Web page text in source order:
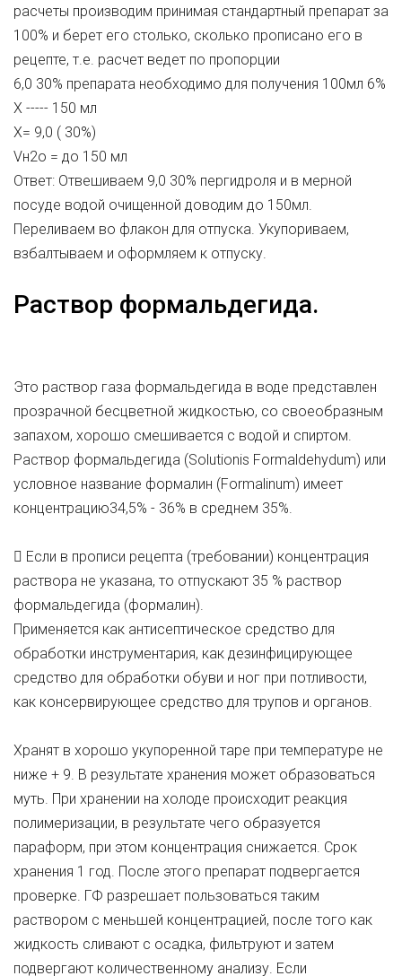
расчеты производим принимая стандартный препарат за
100% и берет его столько, сколько прописано его в
рецепте, т.е. расчет ведет по пропорции
6,0 30% препарата необходимо для получения 100мл 6%
Х ----- 150 мл
Х= 9,0 ( 30%)
Vн2о = до 150 мл
Ответ: Отвешиваем 9,0 30% пергидроля и в мерной
посуде водой очищенной доводим до 150мл.
Переливаем во флакон для отпуска. Укупориваем,
взбалтываем и оформляем к отпуску.
Раствор формальдегида.
Это раствор газа формальдегида в воде представлен
прозрачной бесцветной жидкостью, со своеобразным
запахом, хорошо смешивается с водой и спиртом.
Раствор формальдегида (Solutionis Formaldehydum) или
условное название формалин (Formalinum) имеет
концентрацию34,5% - 36% в среднем 35%.
 Если в прописи рецепта (требовании) концентрация
раствора не указана, то отпускают 35 % раствор
формальдегида (формалин).
Применяется как антисептическое средство для
обработки инструментария, как дезинфицирующее
средство для обработки обуви и ног при потливости,
как консервирующее средство для трупов и органов.
Хранят в хорошо укупоренной таре при температуре не
ниже + 9. В результате хранения может образоваться
муть. При хранении на холоде происходит реакция
полимеризации, в результате чего образуется
параформ, при этом концентрация снижается. Срок
хранения 1 год. После этого препарат подвергается
проверке. ГФ разрешает пользоваться таким
раствором с меньшей концентрацией, после того как
жидкость сливают с осадка, фильтруют и затем
подвергают количественному анализу. Если